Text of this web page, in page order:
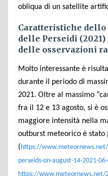
obliqua di un satellite
Caratteristiche
delle Perseidi
delle osservazioni
Molto interessante è
durante il periodo di
2021. Oltre al massimo
fra il 12 e 13 agosto, si è
maggiore intensità nella
outburst meteorico è
( https://
perseids-on-august-14-2021-
https://www.meteornews.net/